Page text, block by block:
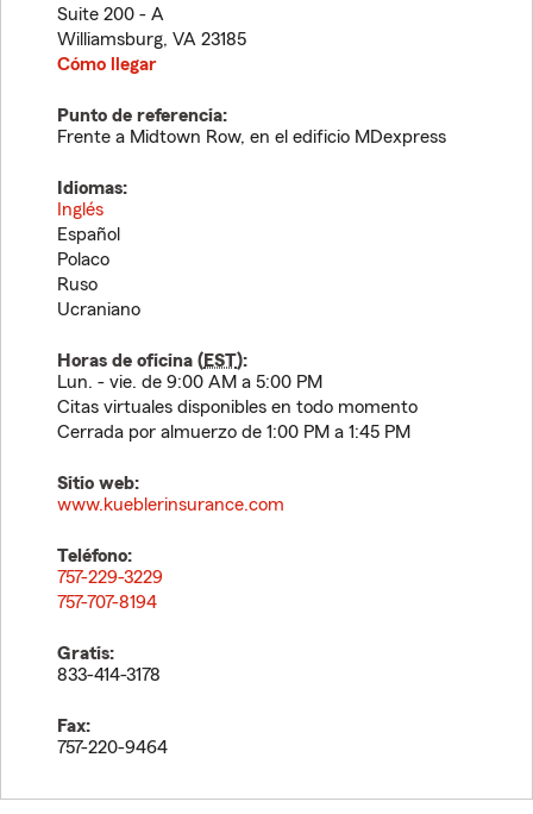
Suite 200 - A
Williamsburg, VA 23185
Cómo llegar
Punto de referencia:
Frente a Midtown Row, en el edificio MDexpress
Idiomas:
Inglés
Español
Polaco
Ruso
Ucraniano
Horas de oficina (EST):
Lun. - vie. de 9:00 AM a 5:00 PM
Citas virtuales disponibles en todo momento
Cerrada por almuerzo de 1:00 PM a 1:45 PM
Sitio web:
www.kueblerinsurance.com
Teléfono:
757-229-3229
757-707-8194
Gratis:
833-414-3178
Fax:
757-220-9464